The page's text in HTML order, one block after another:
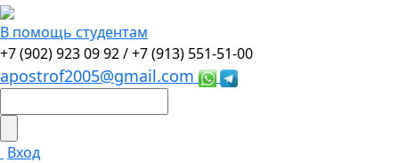
В помощь студентам
+7 (902) 923 09 92 /+7 (913) 551-51-00
apostrof2005@gmail.com
Вход